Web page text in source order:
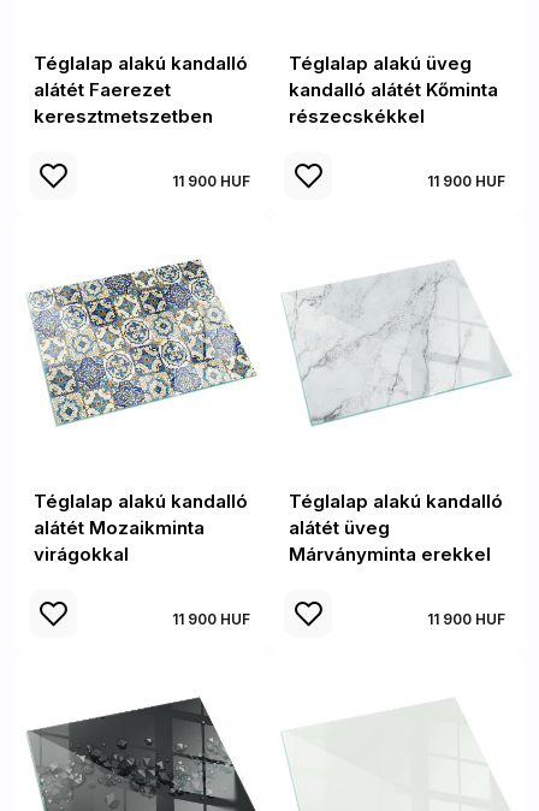
Téglalap alakú kandalló
alátét Faerezet
keresztmetszetben
11 900 HUF
Téglalap alakú üveg
kandalló alátét Kőminta
részecskékkel
11 900 HUF
Téglalap alakú kandalló
alátét Mozaikminta
virágokkal
11 900 HUF
Téglalap alakú kandalló
alátét üveg
Márványminta erekkel
11 900 HUF